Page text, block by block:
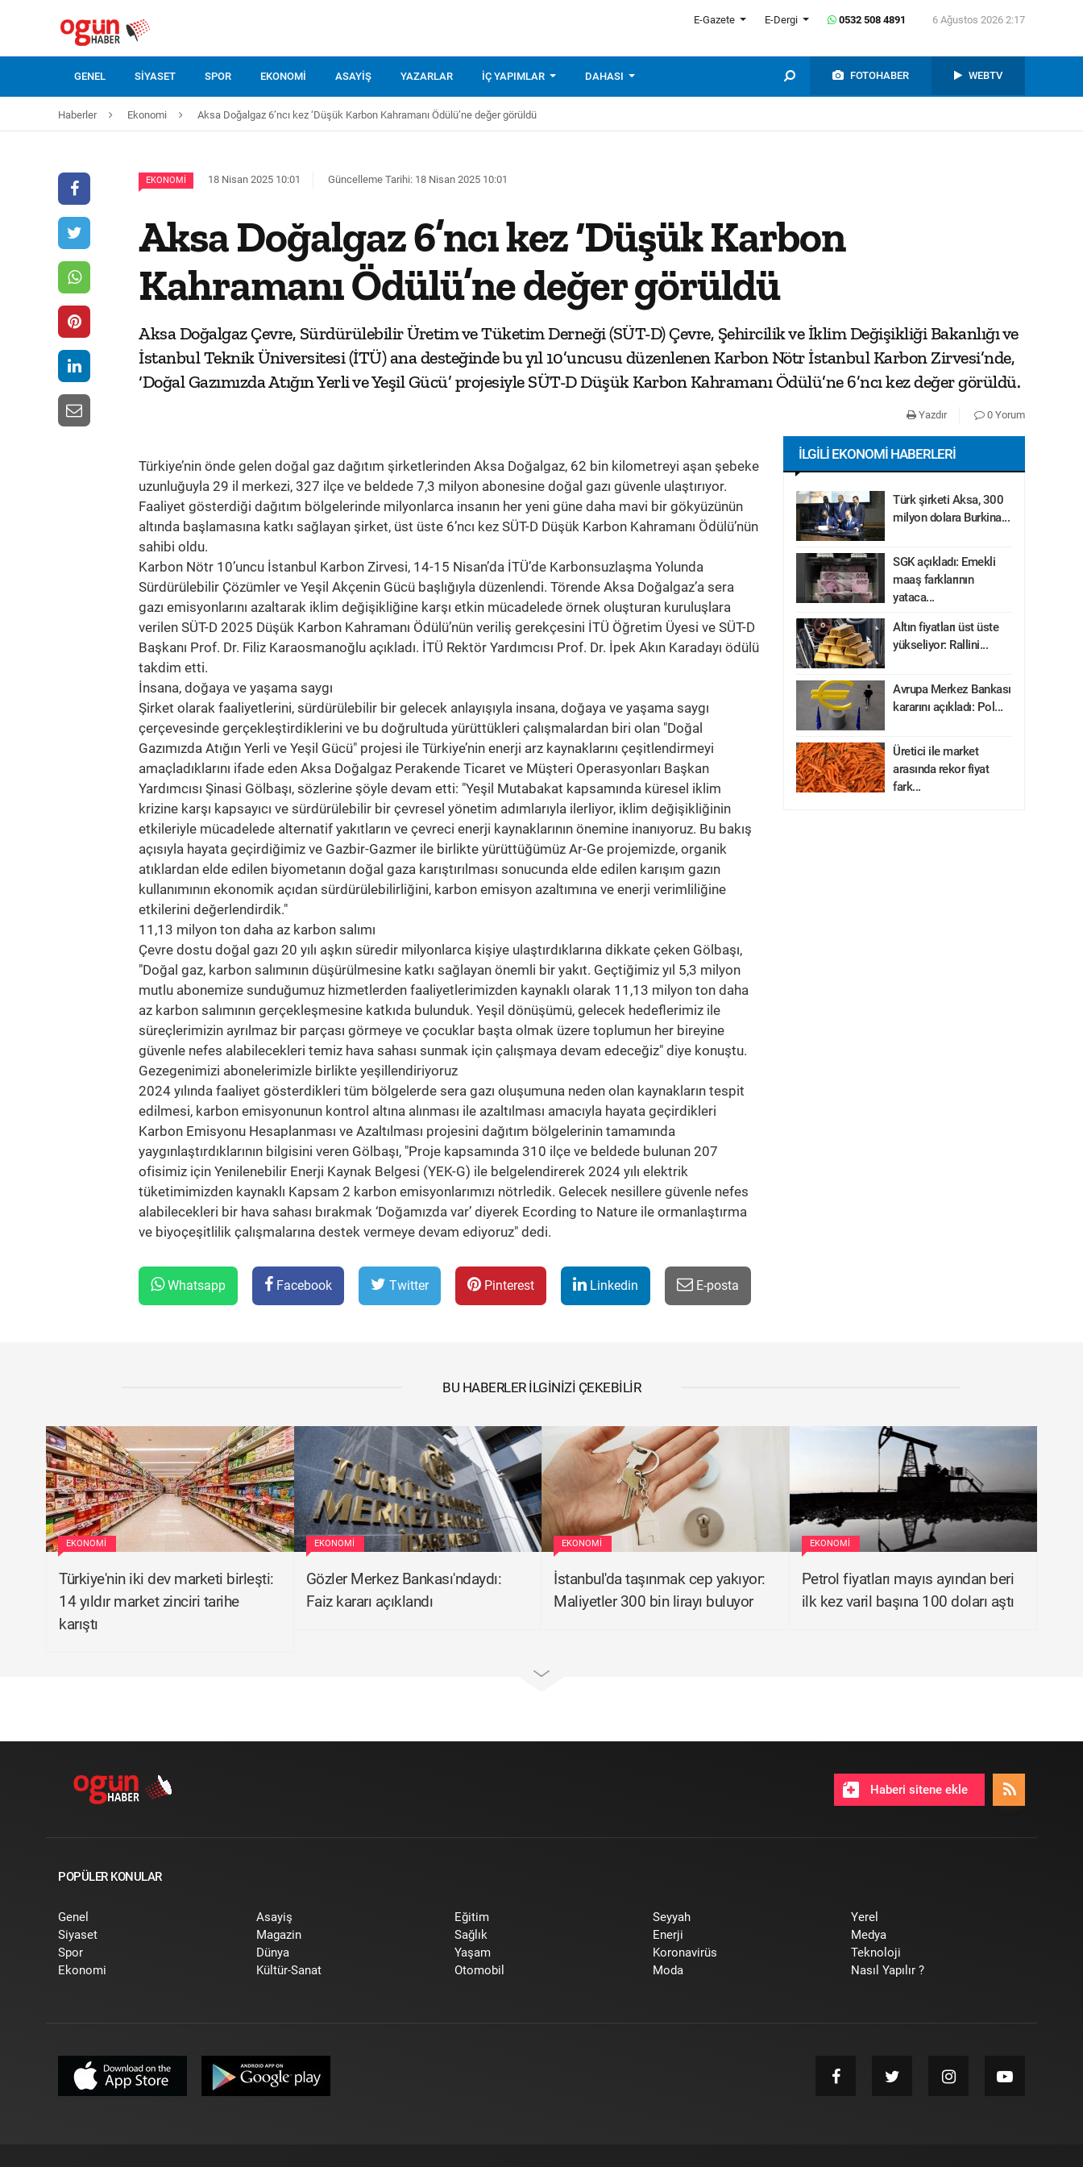
E-Gazete E-Dergi 0532 508 4891 6 Ağustos 2026 2:17
GENEL SIYASET SPOR EKONOMI ASAYIŞ YAZARLAR İÇ YAPIMLAR DAHASI FOTOHABER WEBTV
Haberler Ekonomi Aksa Doğalgaz 6’ncı kez ‘Düşük Karbon Kahramanı Ödülü’ne değer görüldü
EKONOMI 18 Nisan 2025 10:01 Güncelleme Tarihi: 18 Nisan 2025 10:01
Aksa Doğalgaz 6’ncı kez ‘Düşük Karbon
Kahramanı Ödülü’ne değer görüldü
Aksa Doğalgaz Çevre, Sürdürülebilir Üretim ve Tüketim Derneği (SÜT-D) Çevre, Şehircilik ve İklim Değişikliği Bakanlığı ve
İstanbul Teknik Üniversitesi (İTÜ) ana desteğinde bu yıl 10’uncusu düzenlenen Karbon Nötr İstanbul Karbon Zirvesi’nde,
‘Doğal Gazımızda Atığın Yerli ve Yeşil Gücü’ projesiyle SÜT-D Düşük Karbon Kahramanı Ödülü’ne 6’ncı kez değer görüldü.
Yazdır 0 Yorum
Türkiye’nin önde gelen doğal gaz dağıtım şirketlerinden Aksa Doğalgaz, 62 bin kilometreyi aşan şebeke
uzunluğuyla 29 il merkezi, 327 ilçe ve beldede 7,3 milyon abonesine doğal gazı güvenle ulaştırıyor.
Faaliyet gösterdiği dağıtım bölgelerinde milyonlarca insanın her yeni güne daha mavi bir gökyüzünün
altında başlamasına katkı sağlayan şirket, üst üste 6’ncı kez SÜT-D Düşük Karbon Kahramanı Ödülü’nün
sahibi oldu.
Karbon Nötr 10’uncu İstanbul Karbon Zirvesi, 14-15 Nisan’da İTÜ’de Karbonsuzlaşma Yolunda
Sürdürülebilir Çözümler ve Yeşil Akçenin Gücü başlığıyla düzenlendi. Törende Aksa Doğalgaz’a sera
gazı emisyonlarını azaltarak iklim değişikliğine karşı etkin mücadelede örnek oluşturan kuruluşlara
verilen SÜT-D 2025 Düşük Karbon Kahramanı Ödülü’nün veriliş gerekçesini İTÜ Öğretim Üyesi ve SÜT-D
Başkanı Prof. Dr. Filiz Karaosmanoğlu açıkladı. İTÜ Rektör Yardımcısı Prof. Dr. İpek Akın Karadayı ödülü
takdim etti.
İnsana, doğaya ve yaşama saygı
Şirket olarak faaliyetlerini, sürdürülebilir bir gelecek anlayışıyla insana, doğaya ve yaşama saygı
çerçevesinde gerçekleştirdiklerini ve bu doğrultuda yürüttükleri çalışmalardan biri olan "Doğal
Gazımızda Atığın Yerli ve Yeşil Gücü" projesi ile Türkiye’nin enerji arz kaynaklarını çeşitlendirmeyi
amaçladıklarını ifade eden Aksa Doğalgaz Perakende Ticaret ve Müşteri Operasyonları Başkan
Yardımcısı Şinasi Gölbaşı, sözlerine şöyle devam etti: "Yeşil Mutabakat kapsamında küresel iklim
krizine karşı kapsayıcı ve sürdürülebilir bir çevresel yönetim adımlarıyla ilerliyor, iklim değişikliğinin
etkileriyle mücadelede alternatif yakıtların ve çevreci enerji kaynaklarının önemine inanıyoruz. Bu bakış
açısıyla hayata geçirdiğimiz ve Gazbir-Gazmer ile birlikte yürüttüğümüz Ar-Ge projemizde, organik
atıklardan elde edilen biyometanın doğal gaza karıştırılması sonucunda elde edilen karışım gazın
kullanımının ekonomik açıdan sürdürülebilirliğini, karbon emisyon azaltımına ve enerji verimliliğine
etkilerini değerlendirdik."
11,13 milyon ton daha az karbon salımı
Çevre dostu doğal gazı 20 yılı aşkın süredir milyonlarca kişiye ulaştırdıklarına dikkate çeken Gölbaşı,
"Doğal gaz, karbon salımının düşürülmesine katkı sağlayan önemli bir yakıt. Geçtiğimiz yıl 5,3 milyon
mutlu abonemize sunduğumuz hizmetlerden faaliyetlerimizden kaynaklı olarak 11,13 milyon ton daha
az karbon salımının gerçekleşmesine katkıda bulunduk. Yeşil dönüşümü, gelecek hedeflerimiz ile
süreçlerimizin ayrılmaz bir parçası görmeye ve çocuklar başta olmak üzere toplumun her bireyine
güvenle nefes alabilecekleri temiz hava sahası sunmak için çalışmaya devam edeceğiz" diye konuştu.
Gezegenimizi abonelerimizle birlikte yeşillendiriyoruz
2024 yılında faaliyet gösterdikleri tüm bölgelerde sera gazı oluşumuna neden olan kaynakların tespit
edilmesi, karbon emisyonunun kontrol altına alınması ile azaltılması amacıyla hayata geçirdikleri
Karbon Emisyonu Hesaplanması ve Azaltılması projesini dağıtım bölgelerinin tamamında
yaygınlaştırdıklarının bilgisini veren Gölbaşı, "Proje kapsamında 310 ilçe ve beldede bulunan 207
ofisimiz için Yenilenebilir Enerji Kaynak Belgesi (YEK-G) ile belgelendirerek 2024 yılı elektrik
tüketimimizden kaynaklı Kapsam 2 karbon emisyonlarımızı nötrledik. Gelecek nesillere güvenle nefes
alabilecekleri bir hava sahası bırakmak ‘Doğamızda var’ diyerek Ecording to Nature ile ormanlaştırma
ve biyoçeşitlilik çalışmalarına destek vermeye devam ediyoruz" dedi.
Whatsapp Facebook Twitter Pinterest Linkedin E-posta
İLGILI EKONOMI HABERLERI
Türk şirketi Aksa, 300
milyon dolara Burkina...
SGK açıkladı: Emekli
maaş farklarının
yataca...
Altın fiyatları üst üste
yükseliyor: Rallini...
Avrupa Merkez Bankası
kararını açıkladı: Pol...
Üretici ile market
arasında rekor fiyat
fark...
BU HABERLER İLGINIZI ÇEKEBILIR
EKONOMI
Türkiye'nin iki dev marketi birleşti:
14 yıldır market zinciri tarihe
karıştı
EKONOMI
Gözler Merkez Bankası'ndaydı:
Faiz kararı açıklandı
EKONOMI
İstanbul'da taşınmak cep yakıyor:
Maliyetler 300 bin lirayı buluyor
EKONOMI
Petrol fiyatları mayıs ayından beri
ilk kez varil başına 100 doları aştı
Haberi sitene ekle
POPÜLER KONULAR
Genel
Siyaset
Spor
Ekonomi
Asayiş
Magazin
Dünya
Kültür-Sanat
Eğitim
Sağlık
Yaşam
Otomobil
Seyyah
Enerji
Koronavirüs
Moda
Yerel
Medya
Teknoloji
Nasıl Yapılır ?